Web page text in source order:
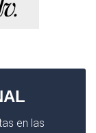
en las